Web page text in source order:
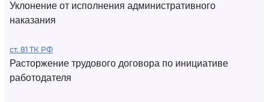
Уклонение от исполнения административного
наказания
ст. 81 ТК РФ
Расторжение трудового договора по инициативе
работодателя